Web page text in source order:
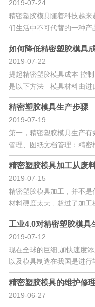
2019-07-24
精密塑胶模具随着科技越来
们生活中不可代替的一种
几乎
如何降低精密塑胶模具
2019-07-22
提起精密塑胶模具成本 控
是以下方法：模具材料由
精密塑胶模具生产步骤
2019-07-19
第一，精密塑胶模具生产
管理、图纸文档管理：精密
理、
精密塑胶模具加工从废
2019-07-15
精密塑胶模具加工，并不
材料硬度太大，超过了加工
这些
工业4.0对精密塑胶模具
2019-07-12
现在全球的巨细,加快速度
以及模具制造在我国是进行
精密塑胶模具的维护修
2019-06-27